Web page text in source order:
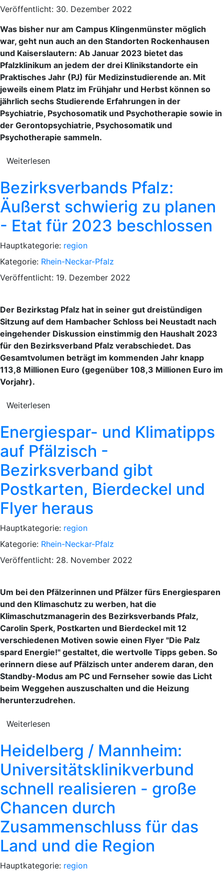
Veröffentlicht: 30. Dezember 2022
Was bisher nur am Campus Klingenmünster möglich
war, geht nun auch an den Standorten Rockenhausen
und Kaiserslautern: Ab Januar 2023 bietet das
Pfalzklinikum an jedem der drei Klinikstandorte ein
Praktisches Jahr (PJ) für Medizinstudierende an. Mit
jeweils einem Platz im Frühjahr und Herbst können so
jährlich sechs Studierende Erfahrungen in der
Psychiatrie, Psychosomatik und Psychotherapie sowie in
der Gerontopsychiatrie, Psychosomatik und
Psychotherapie sammeln.
Weiterlesen
Bezirksverbands Pfalz:
Äußerst schwierig zu planen
- Etat für 2023 beschlossen
Hauptkategorie: region
Kategorie: Rhein-Neckar-Pfalz
Veröffentlicht: 19. Dezember 2022
Der Bezirkstag Pfalz hat in seiner gut dreistündigen
Sitzung auf dem Hambacher Schloss bei Neustadt nach
eingehender Diskussion einstimmig den Haushalt 2023
für den Bezirksverband Pfalz verabschiedet. Das
Gesamtvolumen beträgt im kommenden Jahr knapp
113,8 Millionen Euro (gegenüber 108,3 Millionen Euro im
Vorjahr).
Weiterlesen
Energiespar- und Klimatipps
auf Pfälzisch -
Bezirksverband gibt
Postkarten, Bierdeckel und
Flyer heraus
Hauptkategorie: region
Kategorie: Rhein-Neckar-Pfalz
Veröffentlicht: 28. November 2022
Um bei den Pfälzerinnen und Pfälzer fürs Energiesparen
und den Klimaschutz zu werben, hat die
Klimaschutzmanagerin des Bezirksverbands Pfalz,
Carolin Sperk, Postkarten und Bierdeckel mit 12
verschiedenen Motiven sowie einen Flyer "Die Palz
spard Energie!" gestaltet, die wertvolle Tipps geben. So
erinnern diese auf Pfälzisch unter anderem daran, den
Standby-Modus am PC und Fernseher sowie das Licht
beim Weggehen auszuschalten und die Heizung
herunterzudrehen.
Weiterlesen
Heidelberg / Mannheim:
Universitätsklinikverbund
schnell realisieren - große
Chancen durch
Zusammenschluss für das
Land und die Region
Hauptkategorie: region